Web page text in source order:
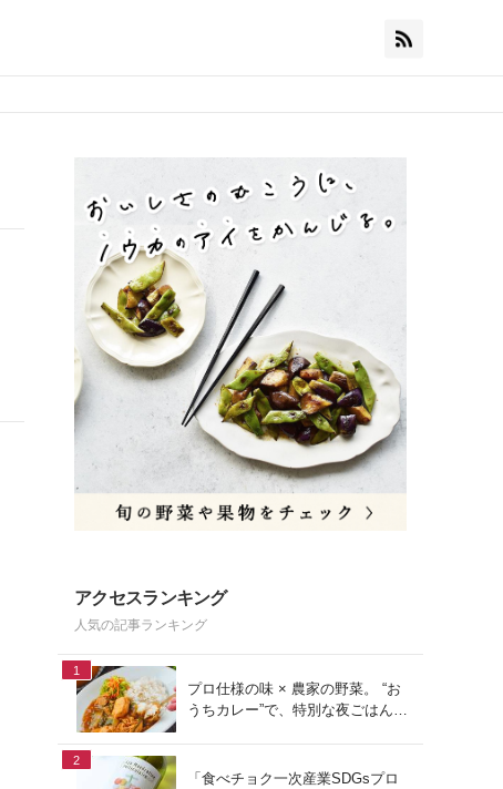
アクセスランキング
人気の記事ランキング
1
プロ仕様の味 × 農家の野菜。 “お
うちカレー”で、特別な夜ごはん
2
「食べチョク一次産業SDGsプロ